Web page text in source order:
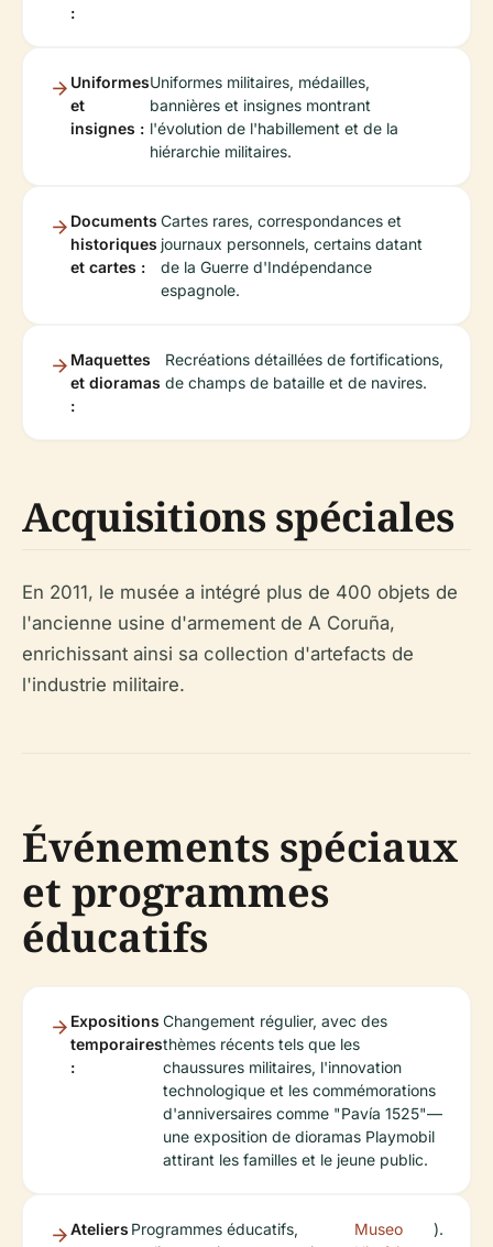
:
Uniformes
et
insignes :
Uniformes militaires, médailles,
bannières et insignes montrant
l'évolution de l'habillement et de la
hiérarchie militaires.
Documents
historiques
et cartes :
Cartes rares, correspondances et
journaux personnels, certains datant
de la Guerre d'Indépendance
espagnole.
Maquettes
et dioramas
:
Recréations détaillées de fortifications,
de champs de bataille et de navires.
Acquisitions spéciales
En 2011, le musée a intégré plus de 400 objets de
l'ancienne usine d'armement de A Coruña,
enrichissant ainsi sa collection d'artefacts de
l'industrie militaire.
Événements spéciaux
et programmes
éducatifs
Expositions
temporaires
:
Changement régulier, avec des
thèmes récents tels que les
chaussures militaires, l'innovation
technologique et les commémorations
d'anniversaires comme "Pavía 1525"—
une exposition de dioramas Playmobil
attirant les familles et le jeune public.
Ateliers Programmes éducatifs,
Museo
).